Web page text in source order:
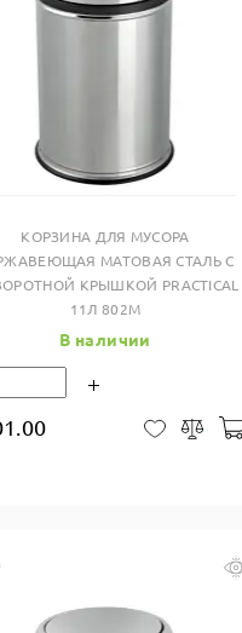
Купить в один клик
КОРЗИНА ДЛЯ МУСОРА
МАТОВАЯ СТАЛЬ С
КРЫШКОЙ PRACTICAL
11Л 802M
В наличии
В